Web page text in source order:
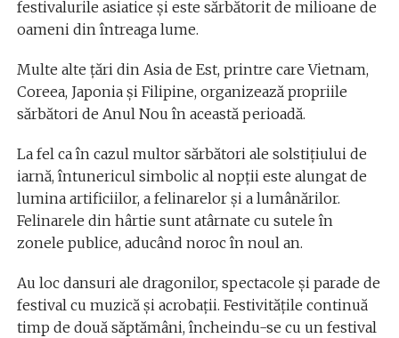
festivalurile asiatice şi este sărbătorit de milioane de
oameni din întreaga lume.
Multe alte ţări din Asia de Est, printre care Vietnam,
Coreea, Japonia şi Filipine, organizează propriile
sărbători de Anul Nou în această perioadă.
La fel ca în cazul multor sărbători ale solstiţiului de
iarnă, întunericul simbolic al nopţii este alungat de
lumina artificiilor, a felinarelor şi a lumânărilor.
Felinarele din hârtie sunt atârnate cu sutele în
zonele publice, aducând noroc în noul an.
Au loc dansuri ale dragonilor, spectacole şi parade de
festival cu muzică şi acrobaţii. Festivităţile continuă
timp de două săptămâni, încheindu-se cu un festival